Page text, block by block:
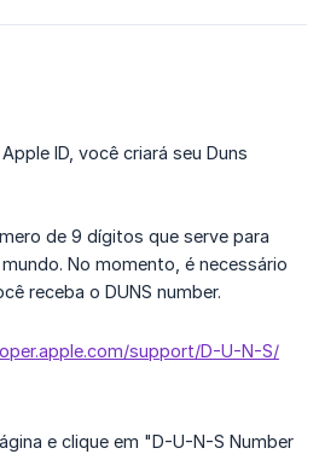
ID, você criará seu Duns
de 9 dígitos que serve para
No momento, é necessário
receba o DUNS number.
support/D-U-N-S/
e clique em "D-U-N-S Number